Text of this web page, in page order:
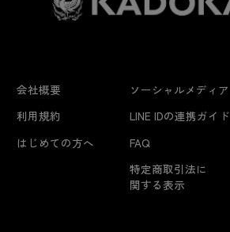
会社概要
利用規約
はじめての方へ
ソーシャルメディア
LINE IDの連携ガイド
FAQ
特定商取引法に
関する表示